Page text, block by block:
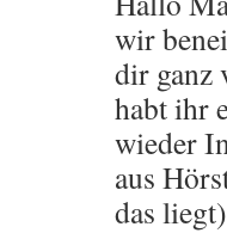
wir
dir ganz
habt ihr
wieder
aus
das